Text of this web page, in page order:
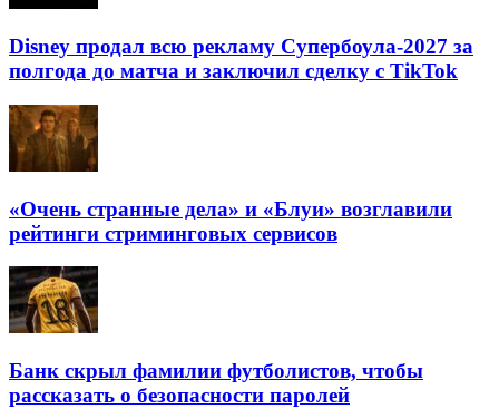
Disney продал всю рекламу Супербоула-2027 за
полгода до матча и заключил сделку с TikTok
«Очень странные дела» и «Блуи» возглавили
рейтинги стриминговых сервисов
Банк скрыл фамилии футболистов, чтобы
рассказать о безопасности паролей